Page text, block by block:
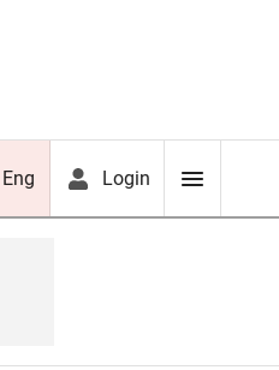
Eng Login